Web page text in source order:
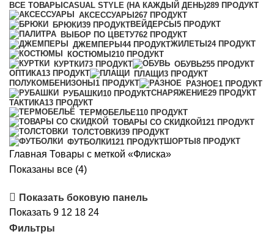
ВСЕ ТОВАРЫ CASUAL STYLE (НА КАЖДЫЙ ДЕНЬ)289 ПРОДУКТ
АКСЕССУАРЫ267 ПРОДУКТ
БРЮКИ39 ПРОДУКТВЕЙДЕРСЫ 5 ПРОДУКТ
ВЫБОР ПО ЦВЕТУ762 ПРОДУКТ
ДЖЕМПЕРЫ44 ПРОДУКТЖИЛЕТЫ 24 ПРОДУКТ
КОСТЮМЫ210 ПРОДУКТ
КУРТКИ73 ПРОДУКТ ОБУВЬ255 ПРОДУКТ
ОПТИКА13 ПРОДУКТ ПЛАЩИ3 ПРОДУКТ
ПОЛУКОМБЕНИЗОНЫ 1 ПРОДУКТ РАЗНОЕ1 ПРОДУКТ
РУБАШКИ10 ПРОДУКТСНАРЯЖЕНИЕ29 ПРОДУКТ
ТАКТИКА13 ПРОДУКТ
ТЕРМОБЕЛЬЕ110 ПРОДУКТ
ТОВАРЫ СО СКИДКОЙ121 ПРОДУКТ
ТОЛСТОВКИ39 ПРОДУКТ
ФУТБОЛКИ121 ПРОДУКТШОРТЫ 8 ПРОДУКТ
Главная Товары с меткой «Флиска»
Показаны все (4)Сортировка:
недавние
Показать боковую панель
Показать 9 12 18 24
Фильтры